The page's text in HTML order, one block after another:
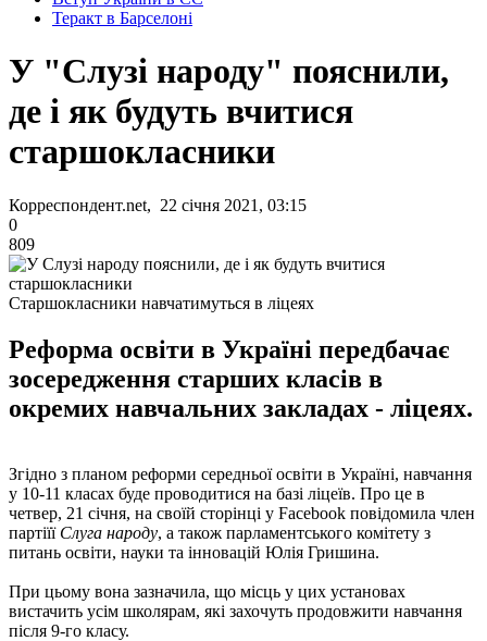
Теракт в Барселоні
У "Слузі народу" пояснили,
де і як будуть вчитися
старшокласники
Корреспондент.net, 22 січня 2021, 03:15
0
809
Старшокласники навчатимуться в ліцеях
Реформа освіти в Україні передбачає
зосередження старших класів в
окремих навчальних закладах - ліцеях.
Згідно з планом реформи середньої освіти в Україні, навчання
у 10-11 класах буде проводитися на базі ліцеїв. Про це в
четвер, 21 січня, на своїй сторінці у Facebook повідомила член
партіїї Слуга народу, а також парламентського комітету з
питань освіти, науки та інновацій Юлія Гришина.
При цьому вона зазначила, що місць у цих установах
вистачить усім школярам, ​​які захочуть продовжити навчання
після 9-го класу.